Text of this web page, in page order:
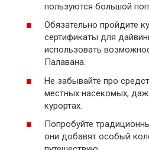
пользуются большой
Обязательно пройдите
сертификаты для
использовать
Палавана.
Не забывайте про
местных насекомых,
курортах.
Попробуйте
они добавят особый